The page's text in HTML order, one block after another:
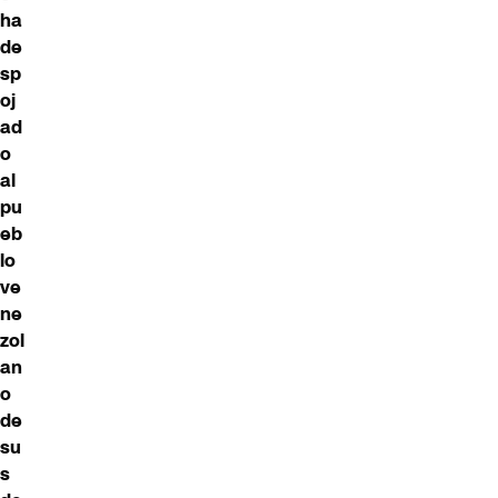
ha
de
sp
oj
ad
o
al
pu
eb
lo
ve
ne
zol
an
o
de
su
s